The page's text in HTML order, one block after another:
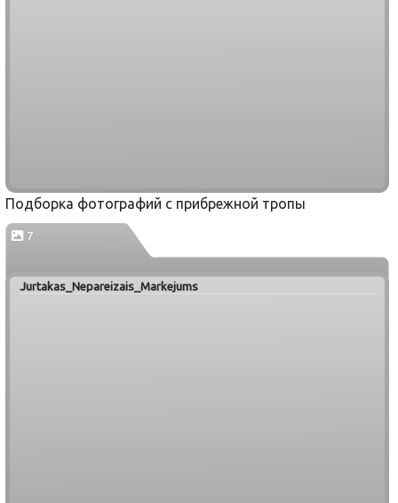
Подборка фотографий с прибрежной тропы
7
Jurtakas_Nepareizais_Markejums